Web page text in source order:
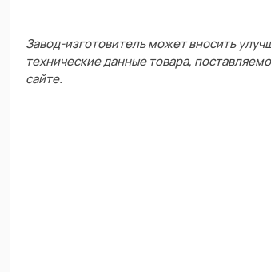
Завод-изготовитель может вносить
технические данные товара,
сайте.